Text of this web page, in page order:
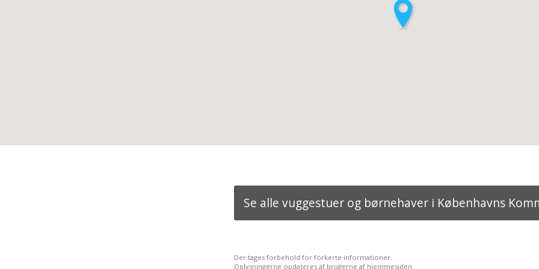
Se alle vuggestuer og børnehaver i Københavns
Der tages forbehold for forkerte informationer.
Oplysningerne opdateres af brugerne af hjemmesiden.